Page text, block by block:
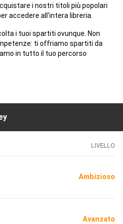
i nostri titoli più popolari
accedere all'intera libreria.
i tuoi spartiti ovunque. Non
ti offriamo spartiti da
in tutto il tuo percorso
LIVELLO
Ambizioso
Avanzato